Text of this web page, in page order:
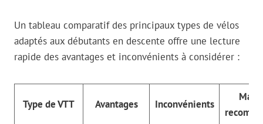
Un tableau comparatif des principaux types de vélos
adaptés aux débutants en descente offre une lecture
rapide des avantages et inconvénients à considérer :
Type de VTT Avantages Inconvénients